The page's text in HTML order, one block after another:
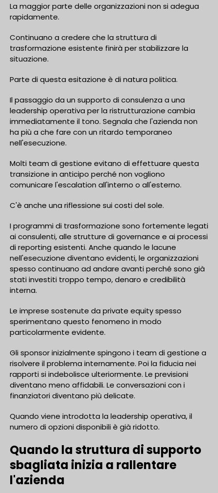
La maggior parte delle organizzazioni non si adegua
rapidamente.
Continuano a credere che la struttura di
trasformazione esistente finirà per stabilizzare la
situazione.
Parte di questa esitazione è di natura politica.
Il passaggio da un supporto di consulenza a una
leadership operativa per la ristrutturazione cambia
immediatamente il tono. Segnala che l'azienda non
ha più a che fare con un ritardo temporaneo
nell'esecuzione.
Molti team di gestione evitano di effettuare questa
transizione in anticipo perché non vogliono
comunicare l'escalation all'interno o all'esterno.
C'è anche una riflessione sui costi del sole.
I programmi di trasformazione sono fortemente legati
ai consulenti, alle strutture di governance e ai processi
di reporting esistenti. Anche quando le lacune
nell'esecuzione diventano evidenti, le organizzazioni
spesso continuano ad andare avanti perché sono già
stati investiti troppo tempo, denaro e credibilità
interna.
Le imprese sostenute da private equity spesso
sperimentano questo fenomeno in modo
particolarmente evidente.
Gli sponsor inizialmente spingono i team di gestione a
risolvere il problema internamente. Poi la fiducia nei
rapporti si indebolisce ulteriormente. Le previsioni
diventano meno affidabili. Le conversazioni con i
finanziatori diventano più delicate.
Quando viene introdotta la leadership operativa, il
numero di opzioni disponibili è già ridotto.
Quando la struttura di supporto
sbagliata inizia a rallentare
l'azienda